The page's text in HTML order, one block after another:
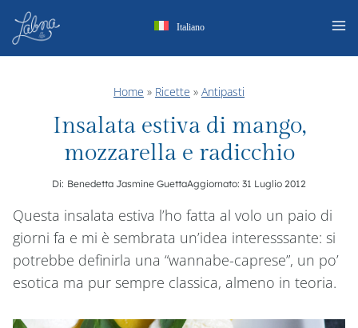
Salta
contenuto
Italiano
Home » Ricette » Antipasti
Insalata estiva di mango,
mozzarella e radicchio
Di: Benedetta Jasmine GuettaAggiornato: 31 Luglio 2012
Questa insalata estiva l’ho fatta al volo un paio di
giorni fa e mi è sembrata un’idea interesssante: si
potrebbe definirla una “wannabe-caprese”, un po’
esotica ma pur sempre classica, almeno in teoria.